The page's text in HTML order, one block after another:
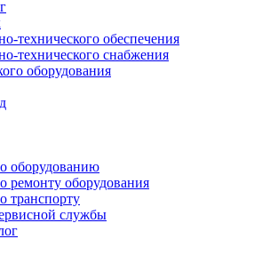
технического обеспечения
технического снабжения
оборудования
оборудованию
ремонту оборудования
транспорту
службы